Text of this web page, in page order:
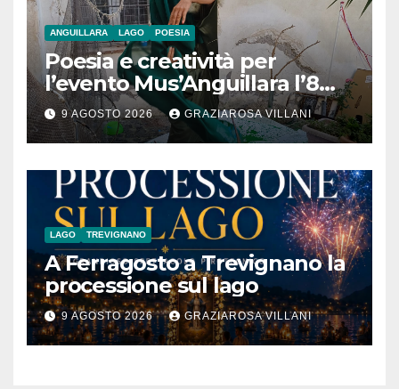
ANGUILLARA LAGO POESIA
Poesia e creatività per
l’evento Mus’Anguillara l’8
agosto 2026 al Museo
Contadino
9 AGOSTO 2026 GRAZIAROSA VILLANI
LAGO TREVIGNANO
A Ferragosto a Trevignano la
processione sul lago
9 AGOSTO 2026 GRAZIAROSA VILLANI